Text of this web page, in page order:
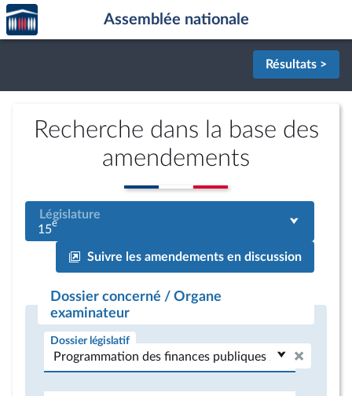
Aller au contenu
Aller en bas de la page
Accèder
à la
page
Assemblée nationale
Résultats >
Recherche dans la base des
amendements
Législature
15e
Suivre les amendements en discussion
Dossier concerné / Organe
examinateur
Dossier législatif